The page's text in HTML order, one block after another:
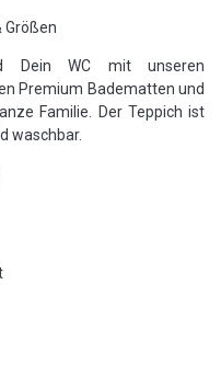
Größen
Dein WC mit unseren
Premium Badematten und
Familie. Der Teppich ist
waschbar.